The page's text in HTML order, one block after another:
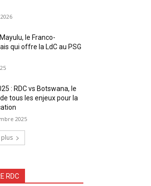
le Franco-
qui offre la LdC au PSG
: RDC vs Botswana, le
tous les enjeux pour la
2025
RDC